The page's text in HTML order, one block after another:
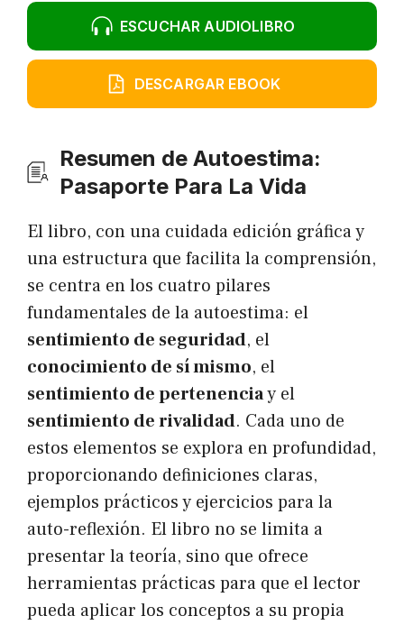
ESCUCHAR AUDIOLIBRO
DESCARGAR EBOOK
Resumen de Autoestima:
Pasaporte Para La Vida
El libro, con una cuidada edición gráfica y
una estructura que facilita la comprensión,
se centra en los cuatro pilares
fundamentales de la autoestima: el
sentimiento de seguridad, el
conocimiento de sí mismo, el
sentimiento de pertenenciay el
sentimiento de rivalidad. Cada uno de
estos elementos se explora en profundidad,
proporcionando definiciones claras,
ejemplos prácticos y ejercicios para la
auto-reflexión. El libro no se limita a
presentar la teoría, sino que ofrece
herramientas prácticas para que el lector
pueda aplicar los conceptos a su propia